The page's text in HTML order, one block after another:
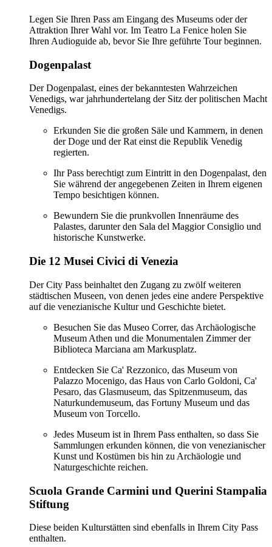
Legen Sie Ihren Pass am Eingang des Museums oder der
Attraktion Ihrer Wahl vor. Im Teatro La Fenice holen Sie
Ihren Audioguide ab, bevor Sie Ihre geführte Tour beginnen.
Dogenpalast
Der Dogenpalast, eines der bekanntesten Wahrzeichen
Venedigs, war jahrhundertelang der Sitz der politischen Macht
Venedigs.
Erkunden Sie die großen Säle und Kammern, in denen
der Doge und der Rat einst die Republik Venedig
regierten.
Ihr Pass berechtigt zum Eintritt in den Dogenpalast, den
Sie während der angegebenen Zeiten in Ihrem eigenen
Tempo besichtigen können.
Bewundern Sie die prunkvollen Innenräume des
Palastes, darunter den Sala del Maggior Consiglio und
historische Kunstwerke.
Die 12 Musei Civici di Venezia
Der City Pass beinhaltet den Zugang zu zwölf weiteren
städtischen Museen, von denen jedes eine andere Perspektive
auf die venezianische Kultur und Geschichte bietet.
Besuchen Sie das Museo Correr, das Archäologische
Museum Athen und die Monumentalen Zimmer der
Biblioteca Marciana am Markusplatz.
Entdecken Sie Ca' Rezzonico, das Museum von
Palazzo Mocenigo, das Haus von Carlo Goldoni, Ca'
Pesaro, das Glasmuseum, das Spitzenmuseum, das
Naturkundemuseum, das Fortuny Museum und das
Museum von Torcello.
Jedes Museum ist in Ihrem Pass enthalten, so dass Sie
Sammlungen erkunden können, die von venezianischer
Kunst und Kostümen bis hin zu Archäologie und
Naturgeschichte reichen.
Scuola Grande Carmini und Querini Stampalia
Stiftung
Diese beiden Kulturstätten sind ebenfalls in Ihrem City Pass
enthalten.